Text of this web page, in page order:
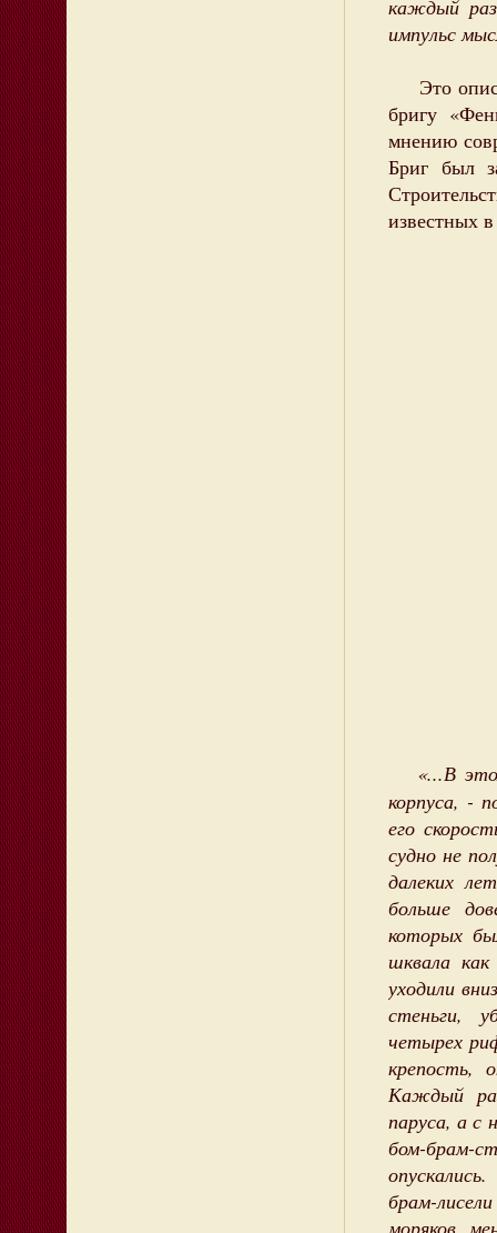
каждый
импульс
Это
бригу
мнению
Бриг был
известных
«...В
корпуса, -
его
судно не
далеких
больше
которых
шквала
уходили
стеньги,
четырех
крепость,
Каждый
паруса, а с
бом-брам-
брам-
моряков,